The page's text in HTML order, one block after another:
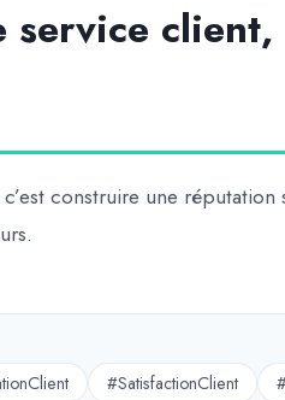
service
construire une
#SatisfactionClient